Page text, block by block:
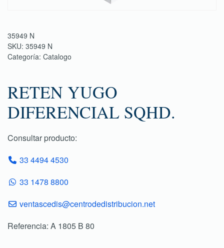
35949 N
SKU: 35949 N
Categoría: Catalogo
RETEN YUGO
DIFERENCIAL SQHD.
Consultar producto:
33 4494 4530
33 1478 8800
ventascedis@centrodedistribucion.net
Referencia: A 1805 B 80